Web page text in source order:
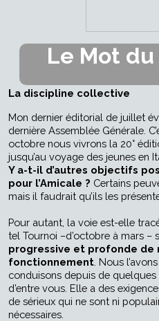
Le Mot
La discipline collective
Mon dernier éditorial de juillet
dernière Assemblée Générale.
octobre nous vivrons la 20°
jusqu’au voyage des jeunes en
Y a-t-il d’autres objectifs
pour l’Amicale ? Certains
mais il faudrait qu’ils les
Pour autant, la voie est-elle
tel Tournoi –d’octobre à mars –
progressive et profonde de
fonctionnement . Nous
conduisons depuis de
d’entre vous. Elle a des
de sérieux qui ne sont ni
nécessaires.